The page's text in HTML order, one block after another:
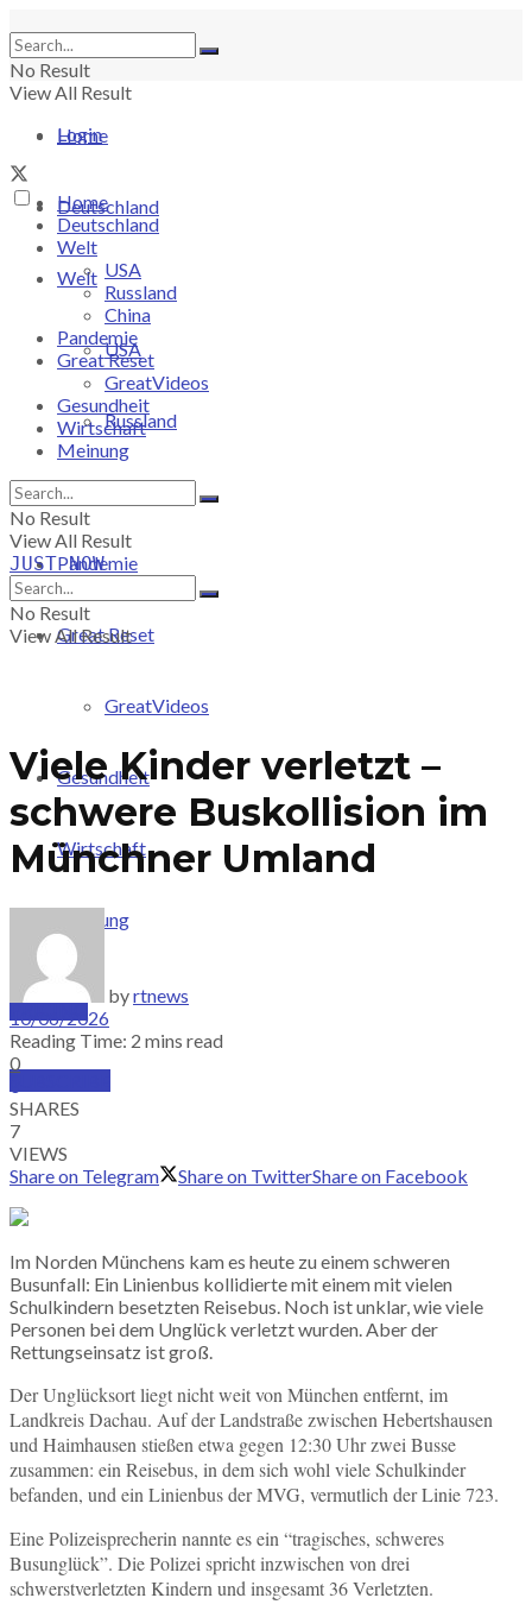
No Result
View All Result
Login
Home
Deutschland
Welt
USA
Russland
Pandemie
Great Reset
GreatVideos
Gesundheit
Wirtschaft
Meinung
PRICING
SUBSCRIBE
Home
Deutschland
Welt
USA
Russland
China
Pandemie
Great Reset
GreatVideos
Gesundheit
Wirtschaft
Meinung
No Result
View All Result
JUST-NOW
No Result
View All Result
Viele Kinder verletzt –
schwere Buskollision im
Münchner Umland
byrtnews
10/06/2026
Reading Time: 2 mins read
0
SHARES
7
VIEWS
Share on Telegram
Share on TwitterShare on Facebook
Im Norden Münchens kam es heute zu einem schweren
Busunfall: Ein Linienbus kollidierte mit einem mit vielen
Schulkindern besetzten Reisebus. Noch ist unklar, wie viele
Personen bei dem Unglück verletzt wurden. Aber der
Rettungseinsatz ist groß.
Der Unglücksort liegt nicht weit von München entfernt, im
Landkreis Dachau. Auf der Landstraße zwischen Hebertshausen
und Haimhausen stießen etwa gegen 12:30 Uhr zwei Busse
zusammen: ein Reisebus, in dem sich wohl viele Schulkinder
befanden, und ein Linienbus der MVG, vermutlich der Linie 723.
Eine Polizeisprecherin nannte es ein “tragisches, schweres
Busunglück”. Die Polizei spricht inzwischen von drei
schwerstverletzten Kindern und insgesamt 36 Verletzten.